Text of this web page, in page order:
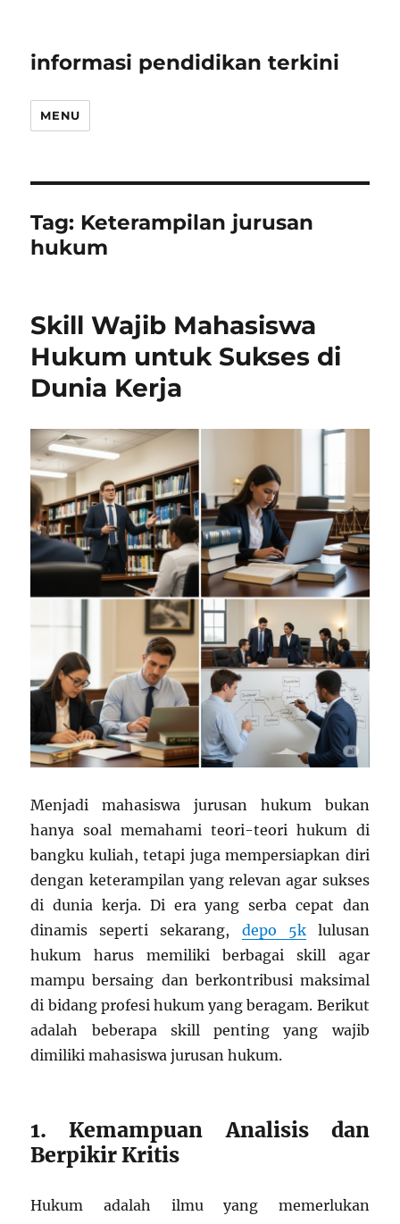
informasi pendidikan terkini
MENU
Tag: Keterampilan jurusan
hukum
Skill Wajib Mahasiswa
Hukum untuk Sukses di
Dunia Kerja
Menjadi mahasiswa jurusan hukum bukan
hanya soal memahami teori-teori hukum di
bangku kuliah, tetapi juga mempersiapkan diri
dengan keterampilan yang relevan agar sukses
di dunia kerja. Di era yang serba cepat dan
dinamis seperti sekarang, depo 5klulusan
hukum harus memiliki berbagai skill agar
mampu bersaing dan berkontribusi maksimal
di bidang profesi hukum yang beragam. Berikut
adalah beberapa skill penting yang wajib
dimiliki mahasiswa jurusan hukum.
1. Kemampuan Analisis dan
Berpikir Kritis
Hukum adalah ilmu yang memerlukan